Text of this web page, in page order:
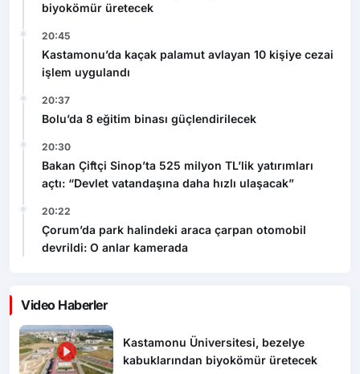
biyokömür üretecek
20:45
Kastamonu’da kaçak palamut avlayan 10 kişiye cezai
işlem uygulandı
20:37
Bolu’da 8 eğitim binası güçlendirilecek
20:30
Bakan Çiftçi Sinop’ta 525 milyon TL’lik yatırımları
açtı: “Devlet vatandaşına daha hızlı ulaşacak”
20:22
Çorum’da park halindeki araca çarpan otomobil
devrildi: O anlar kamerada
Video Haberler
Kastamonu Üniversitesi, bezelye
kabuklarından biyokömür üretecek